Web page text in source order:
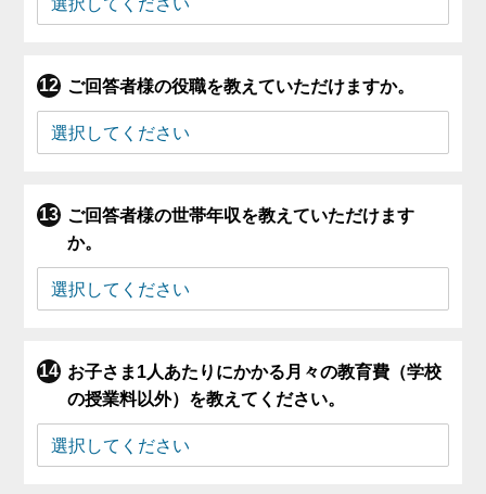
ご回答者様の役職を教えていただけますか。
ご回答者様の世帯年収を教えていただけます
か。
お子さま1人あたりにかかる月々の教育費（学校
の授業料以外）を教えてください。